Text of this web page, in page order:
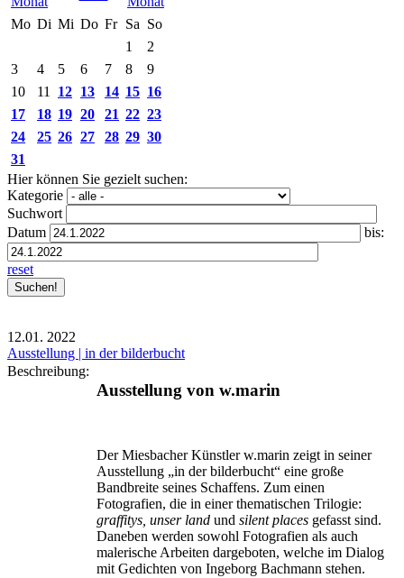
Mo Di Mi Do Fr Sa So
1
2
3
4 5 6 7 8
9
10
11 12 13 14 15 16
17
18 19 20 21 22 23
24
25 26 27 28 29 30
31
Hier können Sie gezielt suchen:
Kategorie
Suchwort
Datum
bis:
reset
12.01. 2022
Ausstellung | in der bilderbucht
Beschreibung:
Ausstellung von w.marin
Der Miesbacher Künstler w.marin zeigt in seiner
Ausstellung „in der bilderbucht“ eine große
Bandbreite seines Schaffens. Zum einen
Fotografien, die in einer thematischen Trilogie:
graffitys, unser land und silent places gefasst sind.
Daneben werden sowohl Fotografien als auch
malerische Arbeiten dargeboten, welche im Dialog
mit Gedichten von Ingeborg Bachmann stehen.